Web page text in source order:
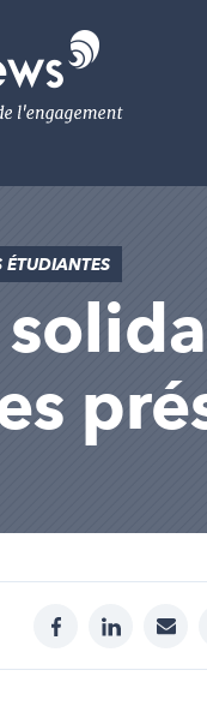
ÉTUDIANTES
facebooklinkedinmail